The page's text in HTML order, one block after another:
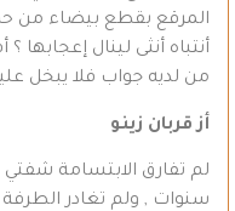
المرقع بقطع بيضاء من
أنتباه أنثى لينال
من لديه جواب فلا يبخل
أز قربان زينو
لم تفارق الابتسامة
سنوات , ولم تغادر